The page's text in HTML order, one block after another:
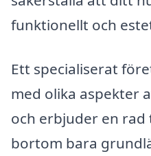
funktionellt och
Ett specialiserat
med olika aspekter
och erbjuder en
bortom bara